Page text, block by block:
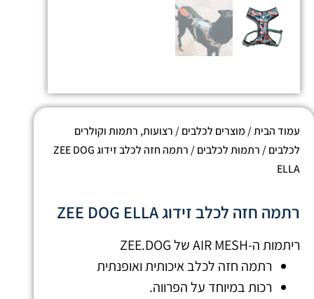
עמוד הבית/ מוצרים לכלבים/ רצועות, רתמות וקולרים
לכלבים/ רתמות לכלבים
/ רתמה חזה לכלב זידוג ZEE DOG
ELLA
רתמה חזה לכלב זידוג ZEE DOG ELLA
ריתמות ה-AIR MESH של ZEE.DOG
רתמה חזה לכלב איכותית ואופנתית
רכות במיוחד על הפרווה.